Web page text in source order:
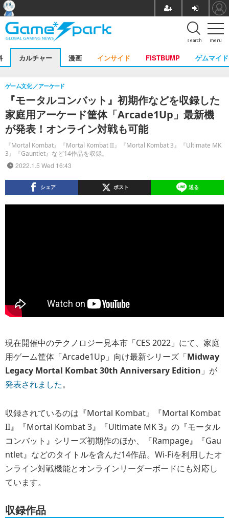
menu
search
カルチャー 漫画 インサイド FISTBUMP ゲムマイド
『モータルコンバット』初期作などを収録した
家庭用アーケード筐体「Arcade1Up」最新機
が発表！オンライン対戦も可能
『Mortal Kombat』『Mortal Kombat II』『Mortal Kombat 3』『Ultimate MK
3』『Gauntlet』など14作品を収録。
ゲーム文化 アーケード
2022.1.5 Wed 16:43
シェア ポスト 送る
現在開催中のテクノロジー見本市「CES 2022」にて、家庭
用ゲーム筐体「Arcade1Up」向け最新シリーズ「Midway
Legacy Mortal Kombat 30th Anniversary Edition 」が
発表されました。
収録されているのは『Mortal Kombat』『Mortal Kombat
II』『Mortal Kombat 3』『Ultimate MK 3』の『モータル
コンバット』シリーズ初期作のほか、『Rampage』『Gau
ntlet』などのタイトルを含んだ14作品。Wi-Fiを利用したオ
ンライン対戦機能とオンラインリーダーボードにも対応し
ています。
収録作品